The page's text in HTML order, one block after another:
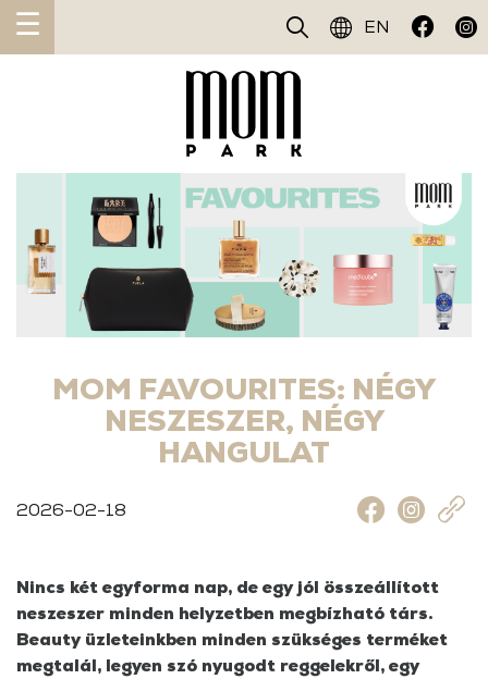
EN
☰
2026-02-18
MOM FAVOURITES: NÉGY
NESZESZER, NÉGY
HANGULAT
Nincs két egyforma nap, de egy jól összeállított
neszeszer minden helyzetben megbízható társ.
Beauty üzleteinkben minden szükséges terméket
megtalál, legyen szó nyugodt reggelekről, egy